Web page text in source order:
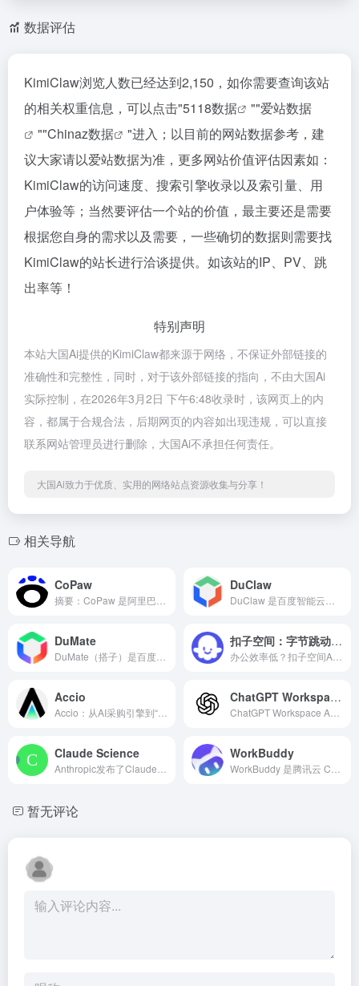
数据评估
KimiClaw浏览人数已经达到2,150，如你需要查询该站
的相关权重信息，可以点击"5118数据 ""爱站数据
""Chinaz数据
"进入；以目前的网站数据参考，建
议大家请以爱站数据为准，更多网站价值评估因素如：
KimiClaw的访问速度、搜索引擎收录以及索引量、用
户体验等；当然要评估一个站的价值，最主要还是需要
根据您自身的需求以及需要，一些确切的数据则需要找
KimiClaw的站长进行洽谈提供。如该站的IP、PV、跳
出率等！
特别声明
本站大国Ai提供的KimiClaw都来源于网络，不保证外部链接的
准确性和完整性，同时，对于该外部链接的指向，不由大国Ai
实际控制，在2026年3月2日 下午6:48收录时，该网页上的内
容，都属于合规合法，后期网页的内容如出现违规，可以直接
联系网站管理员进行删除，大国Ai不承担任何责任。
大国Ai致力于优质、实用的网络站点资源收集与分享！
相关导航
CoPaw DuClaw
DuMate 扣子空间：字节跳动推出的AI智能体办公助手
Accio ChatGPT Workspace Agents
Claude Science WorkBuddy
暂无评论